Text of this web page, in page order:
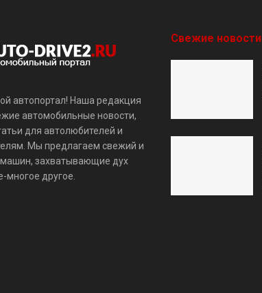
автопортал! Наша редакция
автомобильные новости,
для автолюбителей и
Мы предлагаем свежий и
захватывающие дух
многое другое.
Свежие новости